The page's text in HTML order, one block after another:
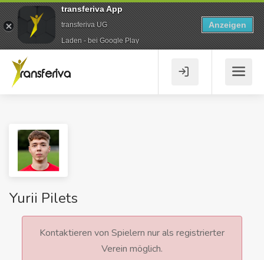
Yurii Pilets
Kontaktieren von Spielern nur als registrierter
Verein möglich.
transferiva App
transferiva UG
Laden - bei Google Play
Anzeigen